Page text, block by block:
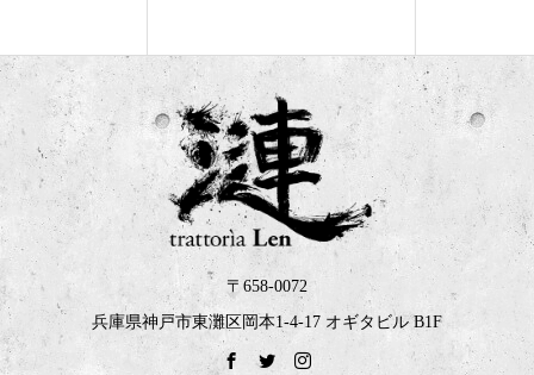
〒658-0072
兵庫県神戸市東灘区岡本1-4-17 オギタビル B1F